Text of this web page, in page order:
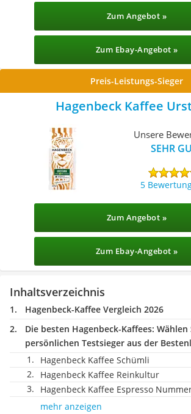
Zum Angebot »
Zum Ebay-Angebot »
Preis-Leistungs-Sieger
Hagenbeck Kaffee
Unsere
SEHR
5
Zum Angebot »
Zum Ebay-Angebot »
Inhaltsverzeichnis
Hagenbeck-Kaffee Vergleich 2026
Die besten Hagenbeck-Kaffees: Wählen
persönlichen Testsieger aus der
Hagenbeck Kaffee Schümli
Hagenbeck Kaffee Reinkultur
Hagenbeck Kaffee Espresso
mehr anzeigen